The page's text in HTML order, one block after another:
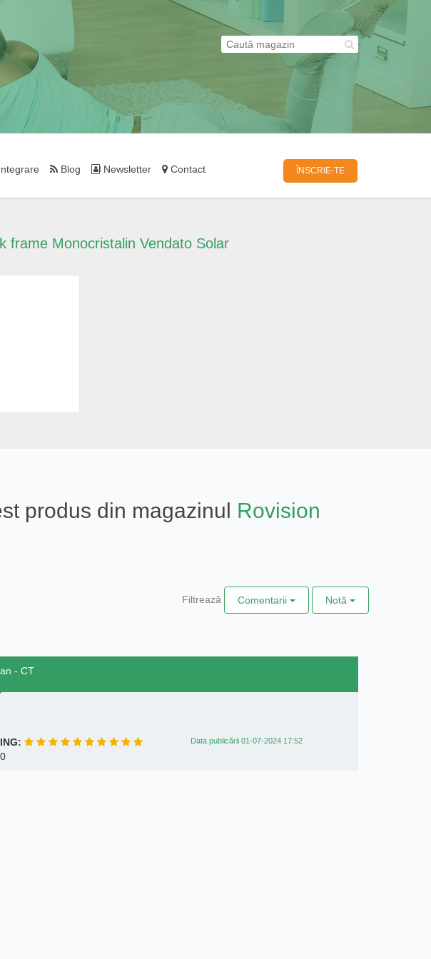
Blog Newsletter Contact ÎNSCRIE-TE
frame Monocristalin Vendato Solar
produs din magazinul Rovision
Filtrează Comentarii Notă
- CT
Data publicării 01-07-2024 17:52